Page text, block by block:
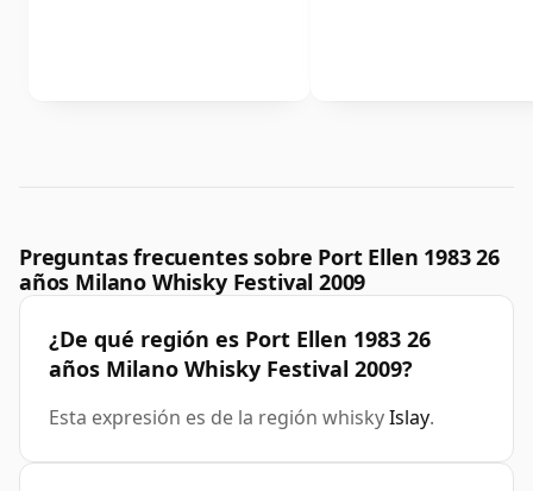
Preguntas frecuentes sobre Port Ellen 1983 26
años Milano Whisky Festival 2009
¿De qué región es Port Ellen 1983 26
años Milano Whisky Festival 2009?
Esta expresión es de la región whiskyIslay.